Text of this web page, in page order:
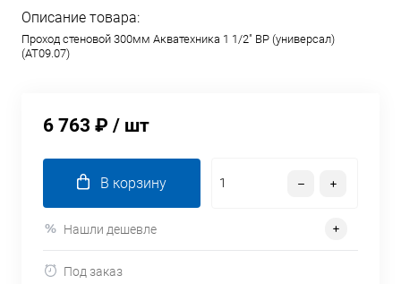
Описание товара:
Проход стеновой 300мм Акватехника 1 1/2" ВР (универсал)
(AT09.07)
6 763 ₽ / шт
В корзину
Нашли дешевле
Под заказ